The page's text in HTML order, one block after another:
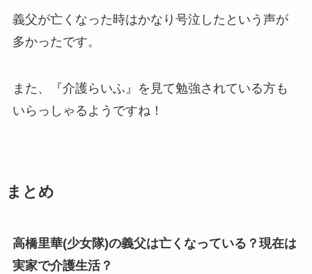
義父が亡くなった時はかなり号泣したという声が
多かったです。
また、『介護らいふ』を見て勉強されている方も
いらっしゃるようですね！
まとめ
高橋里華(少女隊)の義父は亡くなっている？現在は
実家で介護生活？